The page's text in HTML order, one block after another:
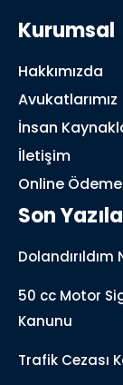
Kurumsal
Hakkımızda
Avukatlarımız
İnsan
İletişim
Online Ödeme
Son
Dolandırıldım
50 cc Motor
Kanunu
Trafik Cezası